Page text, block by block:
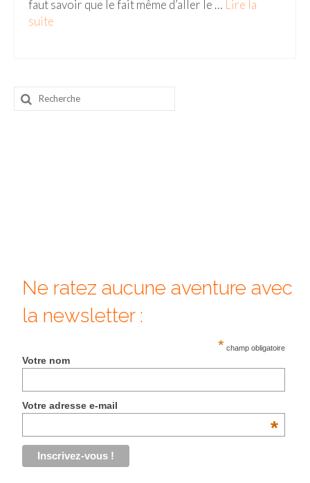
Corée du Sud
Tokyo
Penang
Vietnam
faut savoir que le fait même d’aller le … Lire la
suite­­
Rechercher
:
Ne ratez aucune aventure avec
la newsletter :
* champ obligatoire
Votre nom
Votre adresse e-mail
*